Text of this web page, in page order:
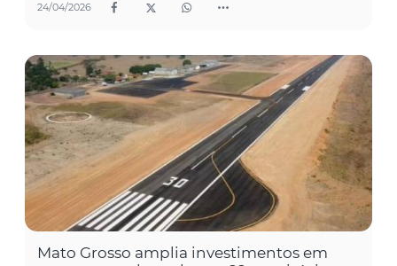
24/04/2026
Mato Grosso amplia investimentos em